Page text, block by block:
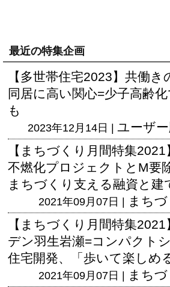
最近の特集企画
【多世帯住宅2023】共働
同居に高い関心=少子高齢
も
2023年12月14日 | ユーザ
【まちづくり月間特集
不燃化プロジェクトとM要
まちづくり支える融資と建
2021年09月07日 | まち
【まちづくり月間特集
デン羽生岩瀬=コンパクト
住宅開発、「歩いて楽しめ
2021年09月07日 | まち